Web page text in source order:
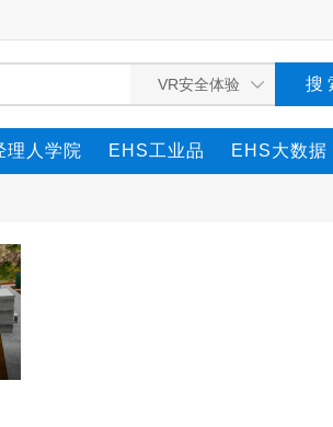
理人学院 EHS工业品 EHS大数据